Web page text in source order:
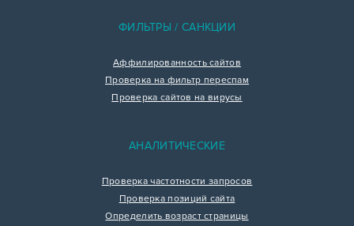
ФИЛЬТРЫ / САНКЦИИ
Аффилированность сайтов
Проверка на фильтр переспам
Проверка сайтов на вирусы
АНАЛИТИЧЕСКИЕ
Проверка частотности запросов
Проверка позиций сайта
Определить возраст страницы